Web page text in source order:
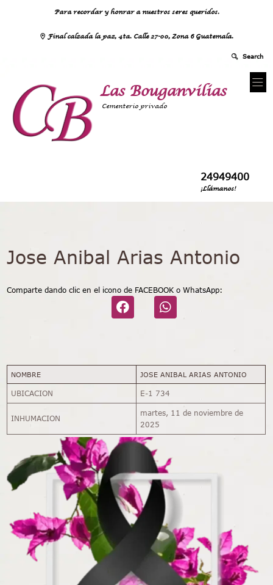
Para recordar y honrar a nuestros seres queridos.
Final calzada la paz, 4ta. Calle 27-00, Zona 6 Guatemala.
Las Bouganvilias
Cementerio privado
24949400
¡Llámanos!
Jose Anibal Arias Antonio
Comparte dando clic en el icono de FACEBOOK o WhatsApp:
NOMBRE JOSE ANIBAL ARIAS ANTONIO
UBICACION E-1 734
INHUMACION
martes, 11 de noviembre de
2025